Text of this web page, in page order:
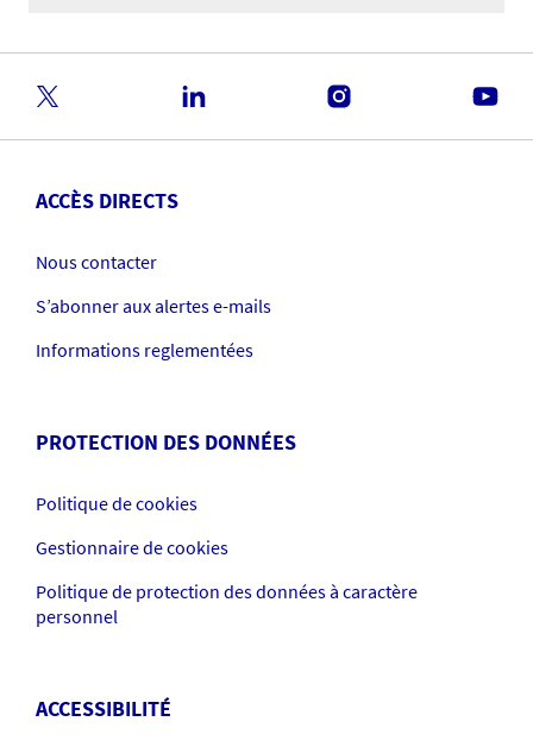
ACCÈS DIRECTS
Nous contacter
S’abonner aux alertes e-mails
Informations reglementées
PROTECTION DES DONNÉES
Politique de cookies
Gestionnaire de cookies
Politique de protection des données à caractère
personnel
ACCESSIBILITÉ